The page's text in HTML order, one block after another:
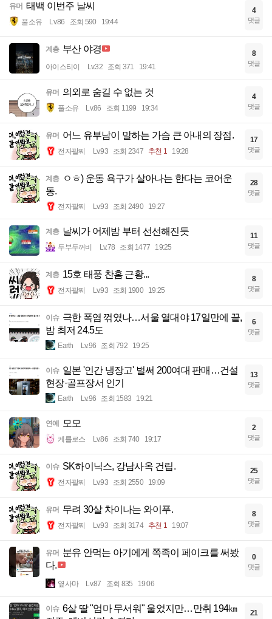
유머 태백 이번주 날씨
풀소유 Lv.86 조회 590 19:44
4
댓글
계층 부산 야경
아이스티이 Lv.32 조회 371 19:41
8
댓글
유머 의외로 숨길 수 없는 것
풀소유 Lv.86 조회 1199 19:34
4
댓글
유머 어느 유부남이 말하는 가슴 큰 아내의 장점.
전자팔찌 Lv.93 조회 2347 추천 1 19:28
17
댓글
계층
ㅇㅎ) 운동 욕구가 살아나는 한다는 코어운
동.
전자팔찌 Lv.93 조회 2490 19:27
28
댓글
계층 날씨가 어제밤 부터 선선해진듯
두부두꺼비 Lv.78 조회 1477 19:25
11
댓글
계층 15호 태풍 찬홈 근황...
전자팔찌 Lv.93 조회 1900 19:25
8
댓글
이슈 극한 폭염 꺾였나…서울 열대야 17일만에 끝,
밤 최저 24.5도
Earth Lv.96 조회 792 19:25
6
댓글
이슈 일본 '인간 냉장고' 벌써 200여대 판매…건설
현장·골프장서 인기
Earth Lv.96 조회 1583 19:21
13
댓글
연예 모모
케를로스 Lv.86 조회 740 19:17
2
댓글
이슈 SK하이닉스, 강남사옥 건립.
전자팔찌 Lv.93 조회 2550 19:09
25
댓글
유머 무려 30살 차이나는 와이푸.
전자팔찌 Lv.93 조회 3174 추천 1 19:07
8
댓글
유머 분유 안먹는 아기에게 쪽족이 페이크를 써봤
다.
옆사마 Lv.87 조회 835 19:06
0
댓글
이슈 6살 딸 "엄마 무서워" 울었지만…만취 194㎞
21